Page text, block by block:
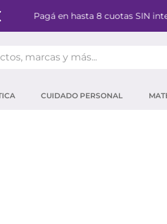
Pagá en hasta 8 cuotas SIN
CUIDADO PERSONAL